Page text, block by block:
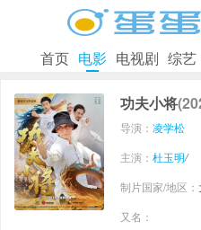
首页 电影 电视剧 综艺
功夫小将
导演： 凌学松
主演： 杜玉明/
制片国家/地区：
又名：